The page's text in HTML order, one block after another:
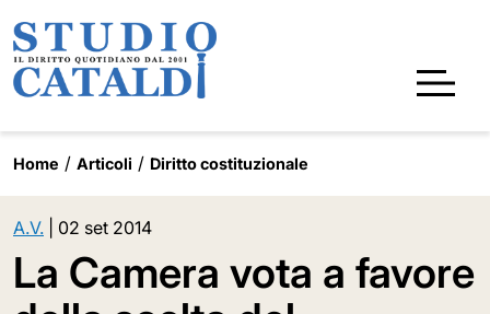
Home Articoli Diritto costituzionale
A.V. 02 set 2014
La Camera vota a favore